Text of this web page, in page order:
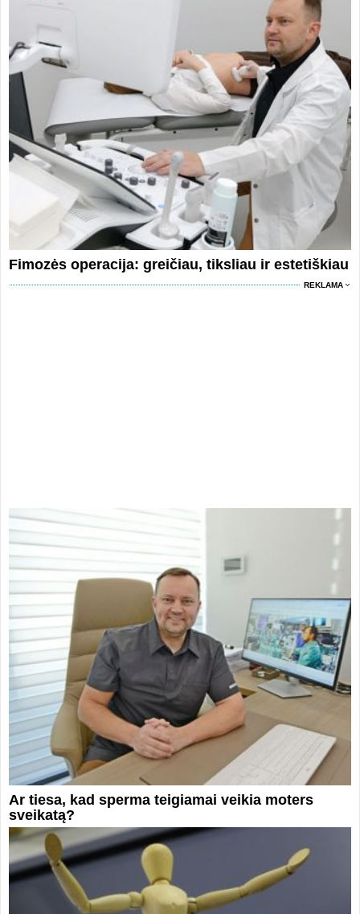
Fimozės operacija: greičiau, tiksliau ir estetiškiau
REKLAMA
Ar tiesa, kad sperma teigiamai veikia moters
sveikatą?